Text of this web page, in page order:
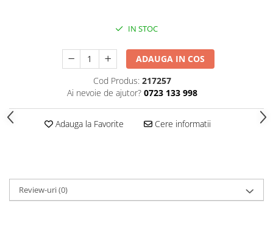
Materiale pentru termoizolații
Colțare și plasă de armare
Plasă de armare pentru fațade
Polistiren extrudat
Vată bazaltică
Vată minerală
Oțel beton neted
Oțel beton striat
IN STOC
ADAUGA IN COS
Cod Produs: 217257
Ai nevoie de ajutor? 0723 133 998
Adauga la Favorite Cere informatii
Review-uri(0)